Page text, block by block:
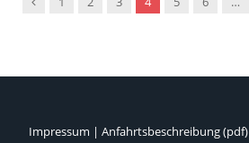
Impressum | Anfahrtsbeschreibung (pdf)